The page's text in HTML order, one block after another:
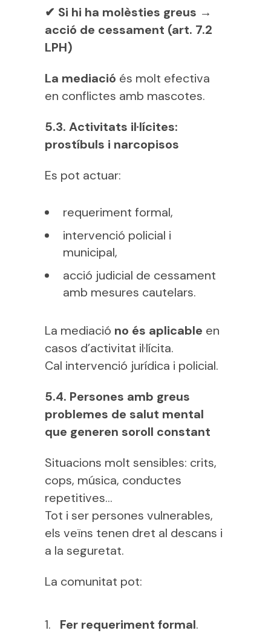
✔ Si hi ha molèsties greus →
acció de cessament (art. 7.2
LPH)
La mediació és molt efectiva
en conflictes amb mascotes.
5.3. Activitats il·lícites:
prostíbuls i narcopisos
Es pot actuar:
requeriment formal,
intervenció policial i
municipal,
acció judicial de cessament
amb mesures cautelars.
La mediació no és aplicable en
casos d’activitat il·lícita.
Cal intervenció jurídica i policial.
5.4. Persones amb greus
problemes de salut mental
que generen soroll constant
Situacions molt sensibles: crits,
cops, música, conductes
repetitives…
Tot i ser persones vulnerables,
els veïns tenen dret al descans i
a la seguretat.
La comunitat pot:
Fer requeriment formal.